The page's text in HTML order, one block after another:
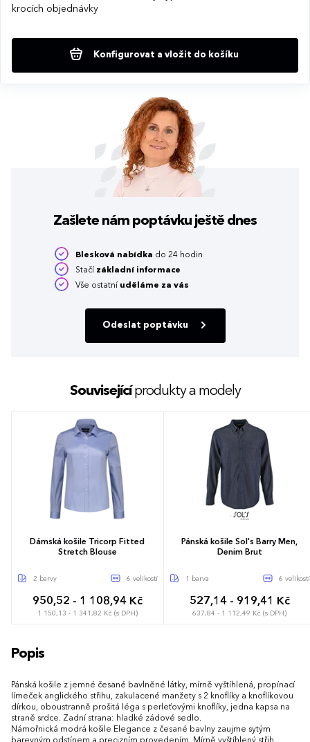
krocích objednávky
Konfigurovat a vložit do košíku
Zašlete nám poptávku ještě dnes
Blesková nabídka do 24 hodin
Stačí základní informace
Vše ostatní uděláme za vás
Odeslat poptávku
Souvisejícíprodukty a modely
Dámská košile Tricorp Fitted
Stretch Blouse
2 barvy 6 velikostí
950,52 - 1 108,94 Kč
1 150,13 - 1 341,82 Kč (s DPH)
34
Pánská košile Sol's Barry Men,
Denim Brut
1 barva 6 velikostí
527,14 - 919,41 Kč
637,84 - 1 112,49 Kč (s DPH)
Popis
Pánská košile z jemné česané bavlněné látky, mírně vyštíhlená, propínací
límeček anglického střihu, zakulacené manžety s 2 knoflíky a knoflíkovou
dírkou, oboustranně prošitá léga s perleťovými knoflíky, jedna kapsa na
straně srdce. Zadní strana: hladké zádové sedlo.
Námořnická modrá košile Elegance z česané bavlny zaujme sytým